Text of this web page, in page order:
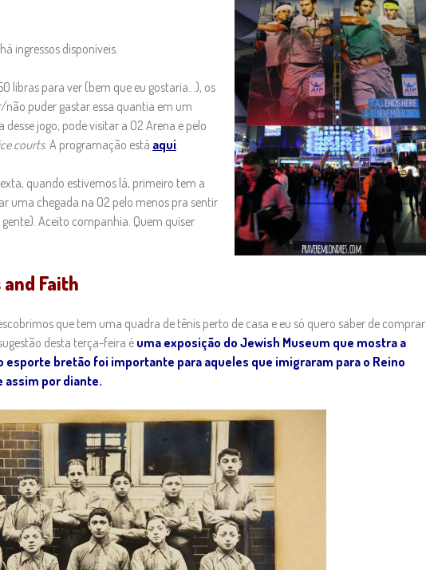
ingressos disponíveis.
libras para ver (bem que eu gostaria…), os
não puder gastar essa quantia em um
jogo, pode visitar a O2 Arena e pelo
courts. A programação está aqui
quando estivemos lá, primeiro tem a
uma chegada na O2 pelo menos pra sentir
Aceito companhia. Quem quiser
Faith
que tem uma quadra de tênis perto de casa e eu só quero saber de comprar
desta terça-feira é uma exposição do Jewish Museum que mostra a
esporte bretão foi importante para aqueles que imigraram para o Reino
assim por diante.